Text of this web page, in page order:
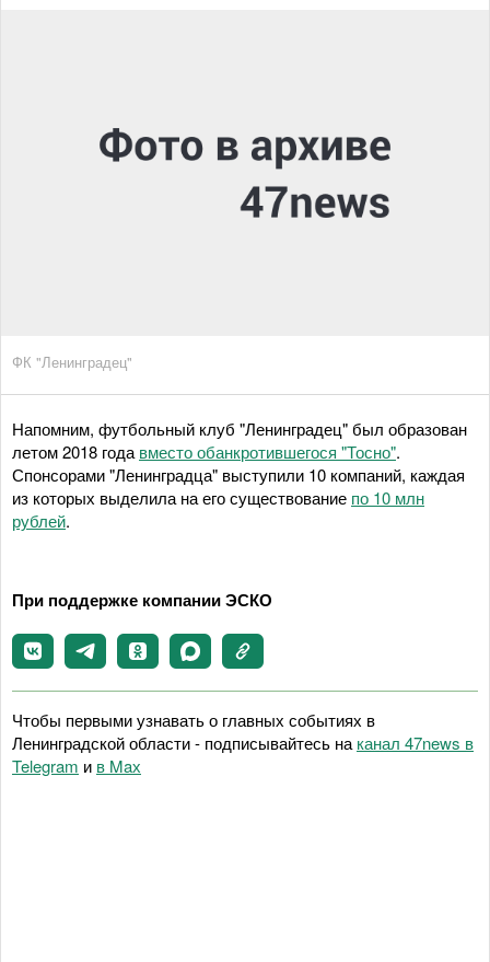
ФК "Ленинградец"
Напомним, футбольный клуб "Ленинградец" был образован
летом 2018 года вместо обанкротившегося "Тосно".
Спонсорами "Ленинградца" выступили 10 компаний, каждая
из которых выделила на его существование по 10 млн
рублей.
При поддержке компании ЭСКО
Чтобы первыми узнавать о главных событиях в
Ленинградской области - подписывайтесь на канал 47news в
Telegram и в Maх